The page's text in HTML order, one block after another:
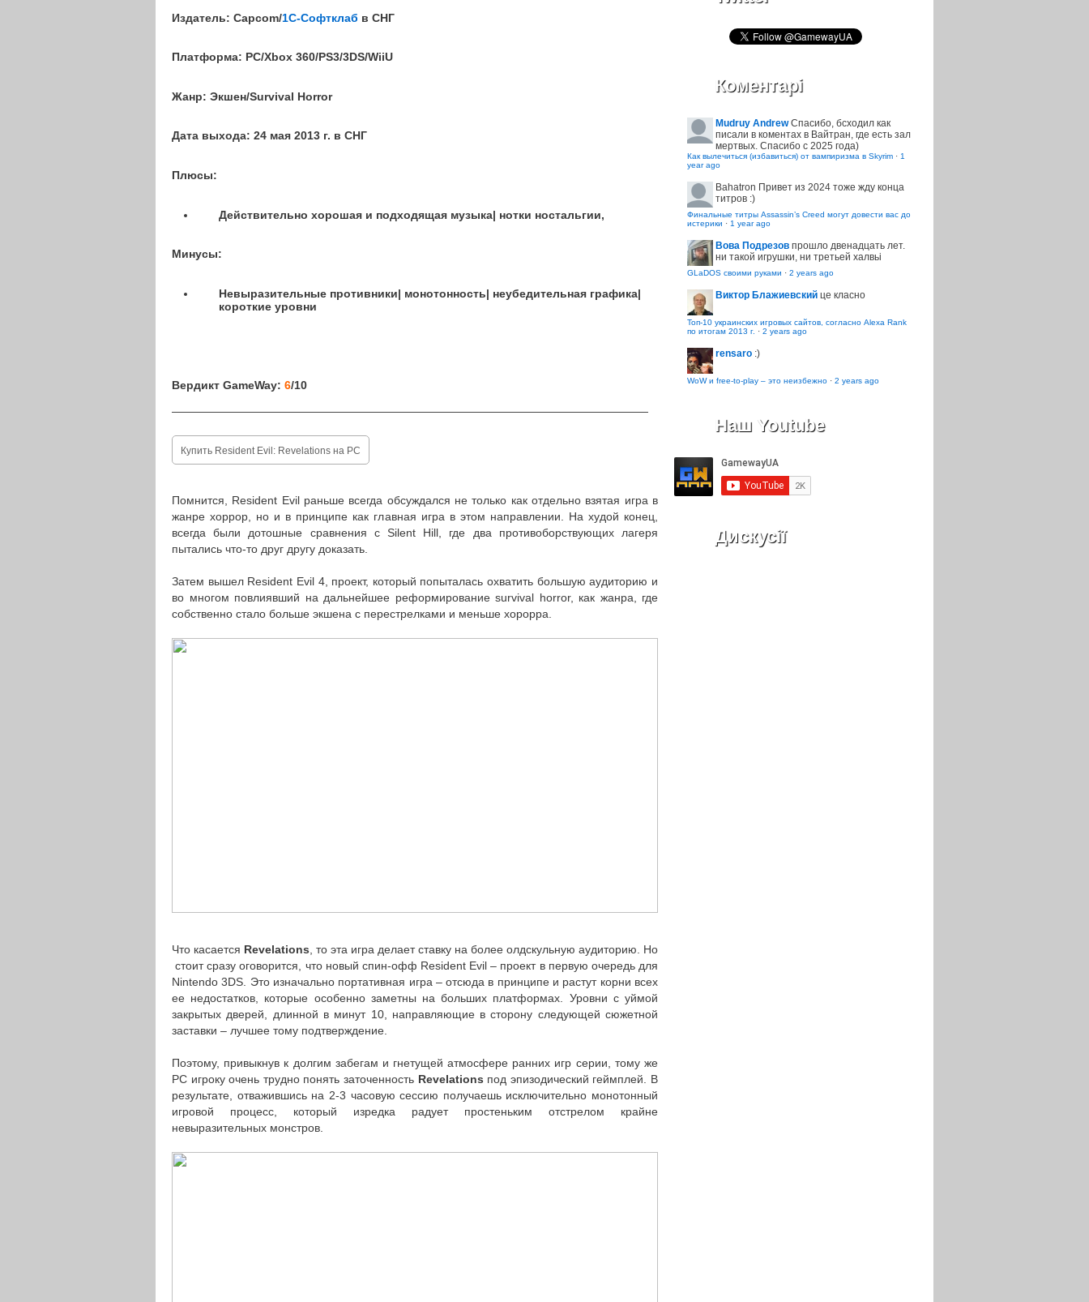
Издатель: Capcom/1C-Софтклаб в СНГ
Платформа: PC/Xbox 360/PS3/3DS/WiiU
Жанр: Экшен/Survival Horror
Дата выхода: 24 мая 2013 г. в СНГ
Плюсы:
Действительно хорошая и подходящая музыка| нотки ностальгии,
Минусы:
Невыразительные противники| монотонность| неубедительная графика|
короткие уровни
Вердикт GameWay: 6/10
——————————————————————————————————————————
Купить Resident Evil: Revelations на PC
Помнится, Resident Evil раньше всегда обсуждался не только как отдельно взятая игра в
жанре хоррор, но и в принципе как главная игра в этом направлении. На худой конец,
всегда были дотошные сравнения с Silent Hill, где два противоборствующих лагеря
пытались что-то друг другу доказать.
Затем вышел Resident Evil 4, проект, который попыталась охватить большую аудиторию и
во многом повлиявший на дальнейшее реформирование survival horror, как жанра, где
собственно стало больше экшена с перестрелками и меньше хорорра.
Что касается Revelations , то эта игра делает ставку на более олдскульную аудиторию. Но
стоит сразу оговорится, что новый спин-офф Resident Evil – проект в первую очередь для
Nintendo 3DS. Это изначально портативная игра – отсюда в принципе и растут корни всех
ее недостатков, которые особенно заметны на больших платформах. Уровни с уймой
закрытых дверей, длинной в минут 10, направляющие в сторону следующей сюжетной
заставки – лучшее тому подтверждение.
Поэтому, привыкнув к долгим забегам и гнетущей атмосфере ранних игр серии, тому же
PC игроку очень трудно понять заточенность Revelations под эпизодический геймплей. В
результате, отважившись на 2-3 часовую сессию получаешь исключительно монотонный
игровой процесс, который изредка радует простеньким отстрелом крайне
невыразительных монстров.
Коментарі
Mudruy Andrew Спасибо, бсходил как
писали в коментах в Вайтран, где есть зал
мертвых. Спасибо с 2025 года)
Как вылечиться (избавиться) от вампиризма в Skyrim · 1
year ago
Bahatron Привет из 2024 тоже жду конца
титров :)
Финальные титры Assassin’s Creed могут довести вас до
истерики · 1 year ago
Вова Подрезов прошло двенадцать лет.
ни такой игрушки, ни третьей халвьі
GLaDOS своими руками · 2 years ago
Виктор Блажиевский це класно
Топ-10 украинских игровых сайтов, согласно Alexa Rank
по итогам 2013 г. · 2 years ago
rensaro :)
WoW и free-to-play – это неизбежно · 2 years ago
Наш Youtube
Дискусії